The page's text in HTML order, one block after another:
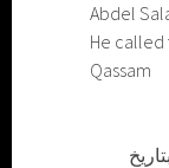
Abdel
He called
Qassam